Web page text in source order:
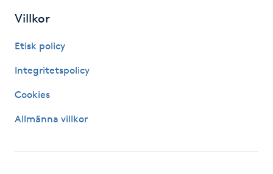
Hälsa
Hälsprickor
Villkor
Etisk policy
Integritetspolicy
Cookies
Allmänna villkor